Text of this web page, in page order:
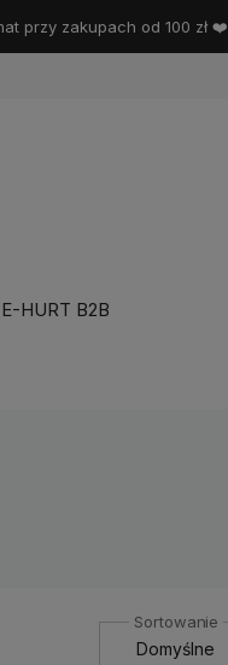
przy zakupach od 100 zł ❤️
E-HURT B2B